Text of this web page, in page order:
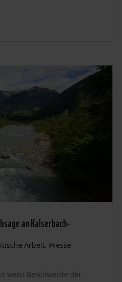
an Kalserbach-
Arbeit, Presse-
weist Beschwerde der